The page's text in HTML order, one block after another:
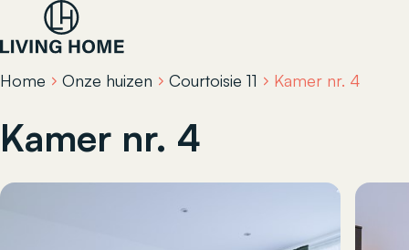
Home Onze huizen Courtoisie 11 Kamer nr. 4
Kamer nr. 4